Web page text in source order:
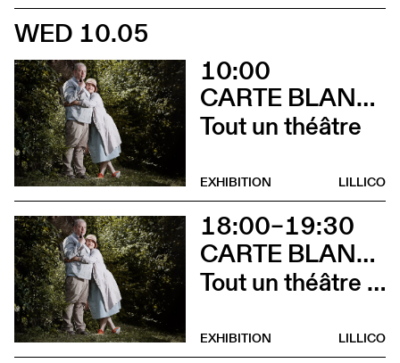
WED 10.05
10:00
CARTE BLANCHE À ALBERTINE & GERMANO ZULLO
Tout un théâtre
LILLICO
EXHIBITION
18:00–19:30
CARTE BLANCHE À ALBERTINE & GERMANO ZULLO
Tout un théâtre (Rencontre avec Albertine et Germano Zullo et soirée films d’animation. Tout public dès 10 ans)
LILLICO
EXHIBITION